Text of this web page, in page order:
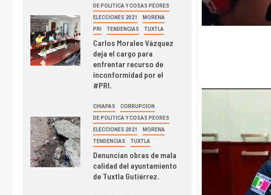
DE POLITICA Y COSAS PEORES
ELECCIONES 2021 MORENA
PRI TENDENCIAS TUXTLA
Carlos Morales Vázquez
deja el cargo para
enfrentar recurso de
inconformidad por el
#PRI.
CHIAPAS CORRUPCION
DE POLITICA Y COSAS PEORES
ELECCIONES 2021 MORENA
TENDENCIAS TUXTLA
Denuncian obras de mala
calidad del ayuntamiento
de Tuxtla Gutiérrez.